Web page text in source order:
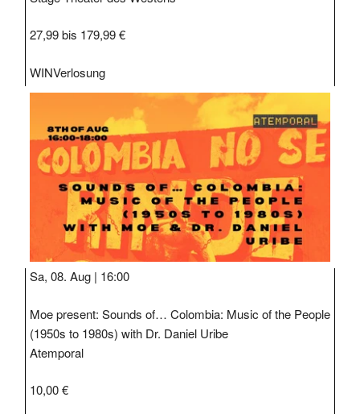
27,99 bis 179,99 €
WINVerlosung
Sa, 08. Aug | 16:00
Moe present: Sounds of… Colombia: Music of the People
(1950s to 1980s) with Dr. Daniel Uribe
Atemporal
10,00 €